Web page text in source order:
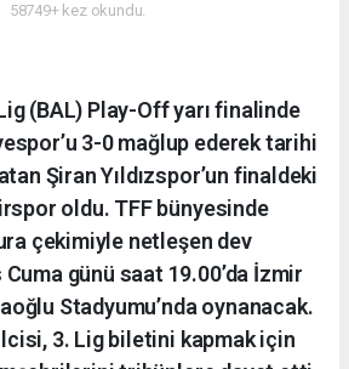
58749+ kez okundu.
(BAL) Play-Off yarı finalinde
3-0 mağlup ederek tarihi
Şiran Yıldızspor’un finaldeki
oldu. TFF bünyesinde
çekimiyle netleşen dev
Cuma günü saat 19.00’da İzmir
Stadyumu’nda oynanacak.
3. Lig biletini kapmak için